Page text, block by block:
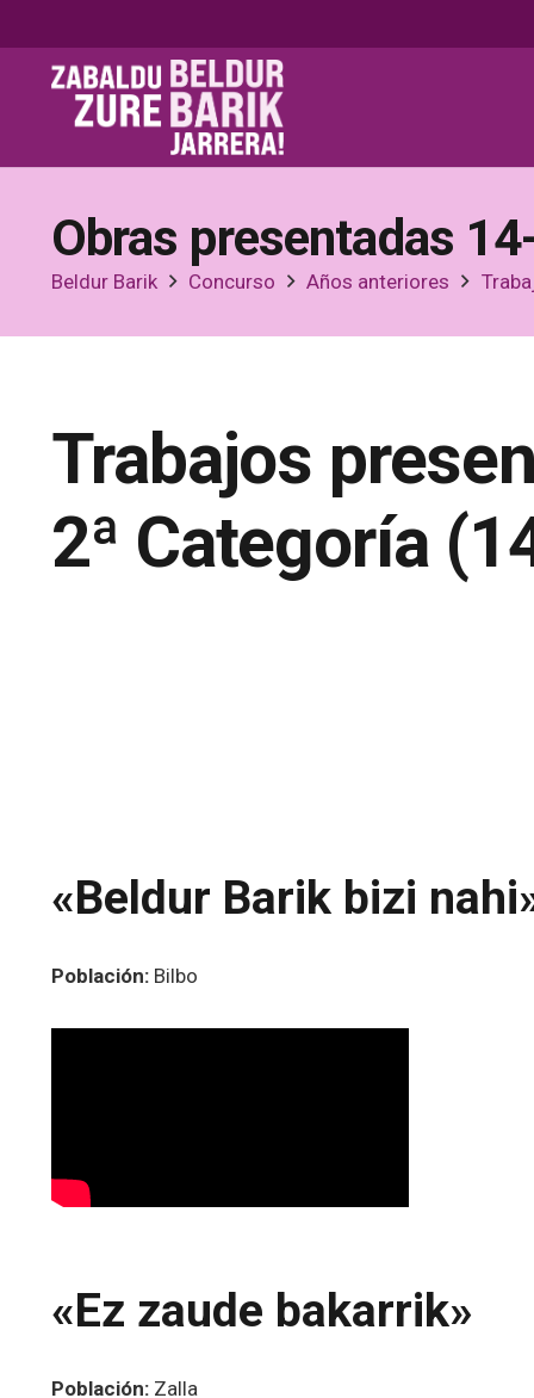
Obras presentadas
Beldur Barik Concurso Años anteriores
Trabajos
2ª Categoría
«Beldur Barik bizi
Población:Bilbo
«Ez zaude bakarrik»
Población:Zalla